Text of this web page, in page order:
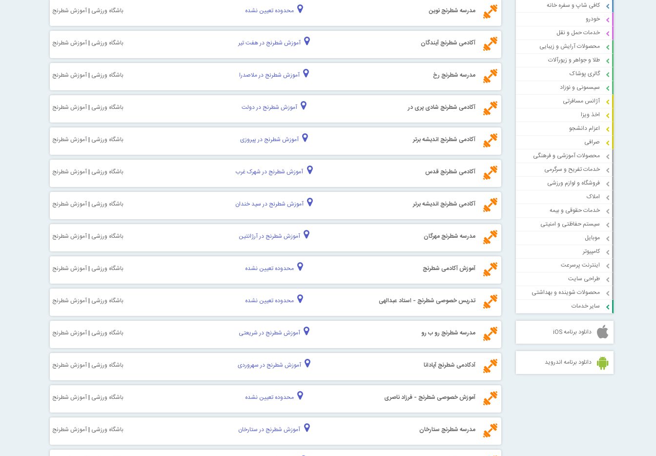
کافی شاپ و سفره خانه
خودرو
خدمات حمل و نقل
محصولات آرایش و زیبایی
طلا و جواهر و زیورآلات
گالری پوشاک
سیسمونی و نوزاد
آژانس مسافرتی
اخذ ویزا
اعزام دانشجو
صرافی
محصولات آموزشی و فرهنگی
خدمات تفریح و سرگرمی
فروشگاه و لوازم ورزشی
املاک
خدمات حقوقی و بیمه
سیستم حفاظتی و امنیتی
موبایل
کامپیوتر
اینترنت پرسرعت
طراحی سایت
محصولات شوینده و بهداشتی
سایر خدمات
دانلود برنامه iOS
دانلود برنامه اندروید
مدرسه شطرنج نوین محدوده تعیین نشده باشگاه ورزشی |آموزش شطرنج
آکادمی شطرنج آیندگان آموزش شطرنج در هفت تیر باشگاه ورزشی |آموزش شطرنج
مدرسه شطرنج رخ آموزش شطرنج در ملاصدرا باشگاه ورزشی |آموزش شطرنج
آکادمی شطرنج شادی پری در آموزش شطرنج در دولت باشگاه ورزشی |آموزش شطرنج
آکادمی شطرنج اندیشه برتر آموزش شطرنج در پیروزی باشگاه ورزشی |آموزش شطرنج
آکادمی شطرنج قدس آموزش شطرنج در شهرک غرب باشگاه ورزشی |آموزش شطرنج
آکادمی شطرنج اندیشه برتر آموزش شطرنج در سید خندان باشگاه ورزشی |آموزش شطرنج
مدرسه شطرنج مهرگان آموزش شطرنج در آرژانتین باشگاه ورزشی |آموزش شطرنج
آموزش آکادمی شطرنج محدوده تعیین نشده باشگاه ورزشی |آموزش شطرنج
تدریس خصوصی شطرنج - استاد عبدالهی محدوده تعیین نشده باشگاه ورزشی |آموزش شطرنج
مدرسه شطرنج رو ب رو آموزش شطرنج در شریعتی باشگاه ورزشی |آموزش شطرنج
آدکادمی شطرنج آپادانا آموزش شطرنج در سهروردی باشگاه ورزشی |آموزش شطرنج
آموزش خصوصی شطرنج - فرزاد ناصری محدوده تعیین نشده باشگاه ورزشی |آموزش شطرنج
مدرسه شطرنج ستارخان آموزش شطرنج در ستارخان باشگاه ورزشی |آموزش شطرنج